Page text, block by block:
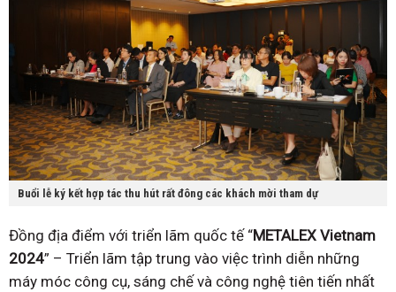
Buổi lễ ký kết hợp tác thu hút rất đông các khách mời tham dự
Đồng địa điểm với triển lãm quốc tế “METALEX Vietnam
2024” – Triển lãm tập trung vào việc trình diễn những
máy móc công cụ, sáng chế và công nghệ tiên tiến nhất